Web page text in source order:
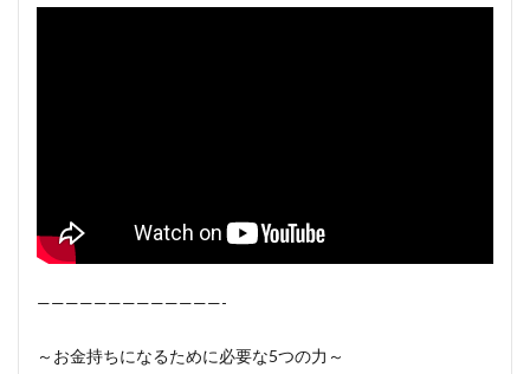
—————————————-
～お金持ちになるために必要な5つの力～